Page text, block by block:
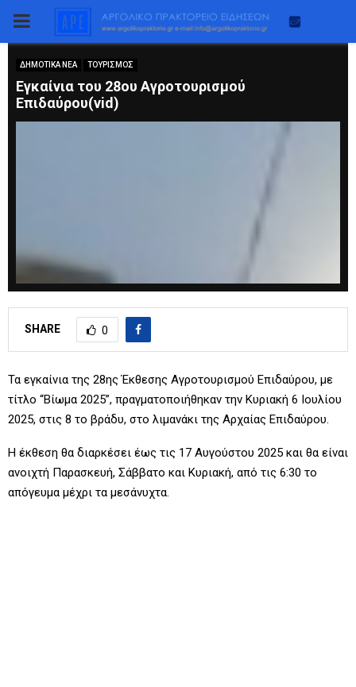
PRIMARY
MENU
ΔΗΜΟΤΙΚΑ ΝΕΑ ΤΟΥΡΙΣΜΟΣ
Εγκαίνια του 28ου Αγροτουρισμού
Επιδαύρου(vid)
SHARE 0
Τα εγκαίνια της 28ης Έκθεσης Αγροτουρισμού Επιδαύρου, με
τίτλο “Βίωμα 2025”, πραγματοποιήθηκαν την Κυριακή 6 Ιουλίου
2025, στις 8 το βράδυ, στο λιμανάκι της Αρχαίας Επιδαύρου.
Η έκθεση θα διαρκέσει έως τις 17 Αυγούστου 2025 και θα είναι
ανοιχτή Παρασκευή, Σάββατο και Κυριακή, από τις 6:30 το
απόγευμα μέχρι τα μεσάνυχτα.